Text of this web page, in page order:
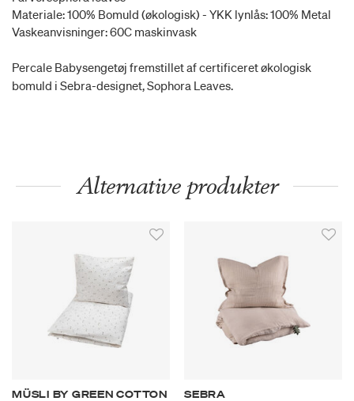
Materiale: 100% Bomuld (økologisk) - YKK lynlås: 100% Metal
Vaskeanvisninger: 60C maskinvask
Percale Babysengetøj fremstillet af certificeret økologisk
bomuld i Sebra-designet, Sophora Leaves.
Alternative produkter
MÜSLI BY GREEN COTTON
SEBRA